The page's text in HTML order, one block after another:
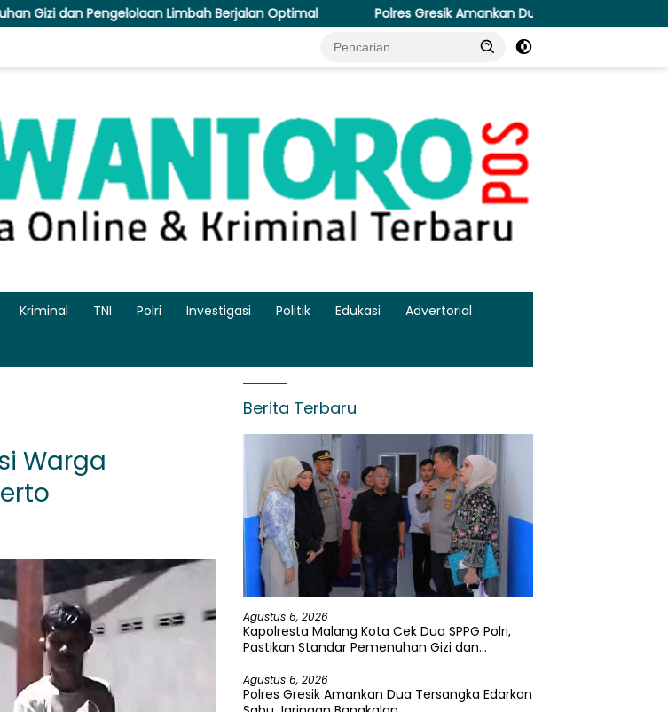
Berjalan Optimal Polres Gresik Amankan Dua Tersangka Edarkan Sabu Jaringan Bangkalan
Kriminal TNI Polri Investigasi Politik Edukasi Advertorial
Warga
Berita Terbaru
Agustus 6, 2026
Kapolresta Malang Kota Cek Dua SPPG Polri,
Pastikan Standar Pemenuhan Gizi dan
Agustus 6, 2026
Polres Gresik Amankan Dua Tersangka Edarkan